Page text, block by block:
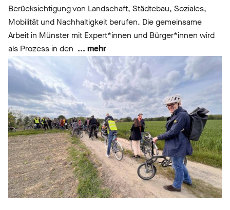
Berücksichtigung von Landschaft, Städtebau, Soziales,
Mobilität und Nachhaltigkeit berufen. Die gemeinsame
Arbeit in Münster mit Expert*innen und Bürger*innen wird
als Prozess in den ... mehr